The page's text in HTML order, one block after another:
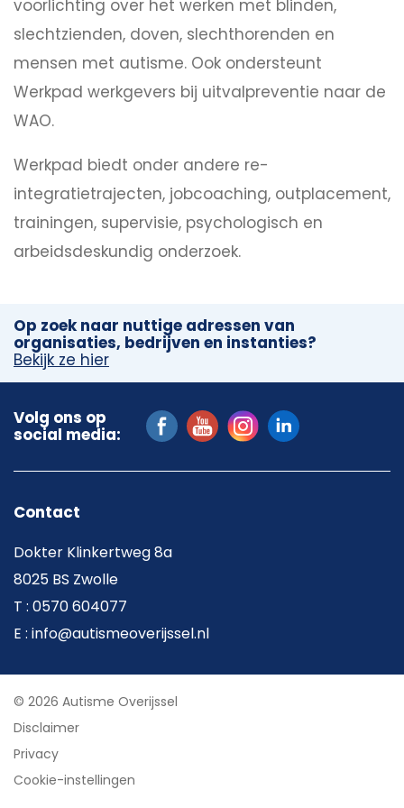
voorlichting over het werken met blinden,
slechtzienden, doven, slechthorenden en
mensen met autisme. Ook ondersteunt
Werkpad werkgevers bij uitvalpreventie naar de
WAO.
Werkpad biedt onder andere re-
integratietrajecten, jobcoaching, outplacement,
trainingen, supervisie, psychologisch en
arbeidsdeskundig onderzoek.
Op zoek naar nuttige adressen van
organisaties, bedrijven en instanties?
Bekijk ze hier
Volg ons op
social media:
Contact
Dokter Klinkertweg 8a
8025 BS Zwolle
T : 0570 604077
E : info@autismeoverijssel.nl
© 2026 Autisme Overijssel
Disclaimer
Privacy
Cookie-instellingen